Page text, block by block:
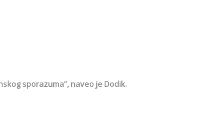
sporazuma”, naveo je Dodik.